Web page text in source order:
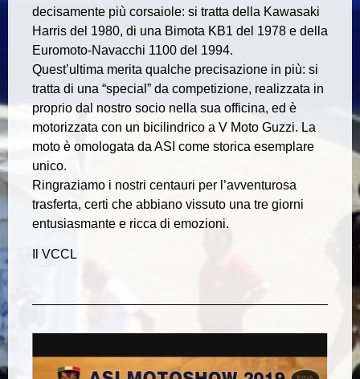
decisamente più corsaiole: si tratta della Kawasaki
Harris del 1980, di una Bimota KB1 del 1978 e della
Euromoto-Navacchi 1100 del 1994.
Quest’ultima merita qualche precisazione in più: si
tratta di una “special” da competizione, realizzata in
proprio dal nostro socio nella sua officina, ed è
motorizzata con un bicilindrico a V Moto Guzzi. La
moto è omologata da ASI come storica esemplare
unico.
Ringraziamo i nostri centauri per l’avventurosa
trasferta, certi che abbiano vissuto una tre giorni
entusiasmante e ricca di emozioni.
Il VCCL